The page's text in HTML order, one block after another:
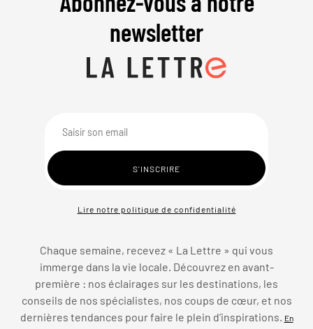
newsletter
Lire notre politique de confidentialité
Chaque semaine, recevez « La Lettre » qui vous
immerge dans la vie locale. Découvrez en avant-
première : nos éclairages sur les destinations, les
conseils de nos spécialistes, nos coups de cœur, et nos
dernières tendances pour faire le plein d’inspirations.
En